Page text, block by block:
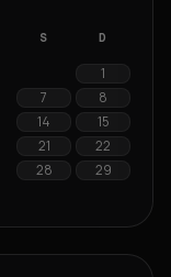
S D
1
7
8
14
15
21
22
28 29